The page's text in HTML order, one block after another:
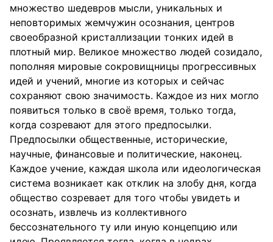
множество шедевров мысли, уникальных и
неповторимых жемчужин осознания, центров
своеобразной кристаллизации тонких идей в
плотный мир. Великое множество людей созидало,
пополняя мировые сокровищницы прогрессивных
идей и учений, многие из которых и сейчас
сохраняют свою значимость. Каждое из них могло
появиться только в своё время, только тогда,
когда созревают для этого предпосылки.
Предпосылки общественные, исторические,
научные, финансовые и политические, наконец.
Каждое учение, каждая школа или идеологическая
система возникает как отклик на злобу дня, когда
общество созревает для того чтобы увидеть и
осознать, извлечь из коллективного
бессознательного ту или иную концепцию или